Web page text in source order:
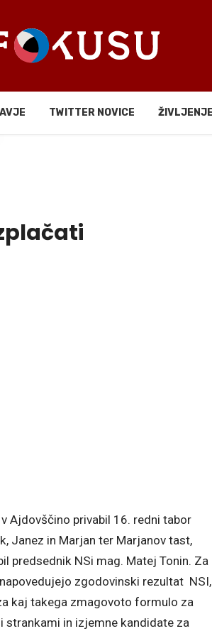
TWITTER NOVICE
Ajdovščino privabil 16. redni tabor
Janez in Marjan ter Marjanov tast,
predsednik NSi mag. Matej Tonin. Za
zgodovinski rezultat NSI,
kaj takega zmagovoto formulo za
strankami in izjemne kandidate za